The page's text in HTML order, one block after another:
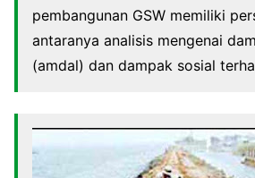
pembangunan GSW memiliki
antaranya analisis mengenai
(amdal) dan dampak sosial